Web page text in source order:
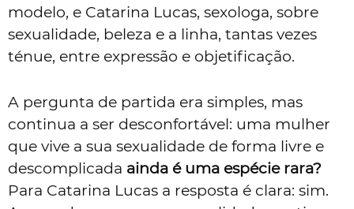
modelo, e Catarina Lucas, sexologa, sobre
sexualidade, beleza e a linha, tantas vezes
ténue, entre expressão e objetificação.
A pergunta de partida era simples, mas
continua a ser desconfortável: uma mulher
que vive a sua sexualidade de forma livre e
descomplicada ainda é uma espécie rara?
Para Catarina Lucas a resposta é clara: sim.